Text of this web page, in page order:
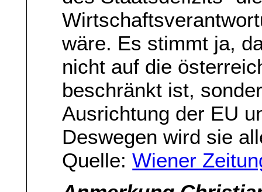
wäre. Es stimmt ja,
nicht auf die
beschränkt ist,
Ausrichtung der EU
Deswegen wird sie
Quelle:Wiener